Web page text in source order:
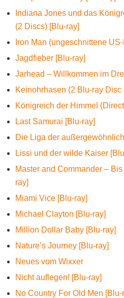
Indiana Jones und das
(2 Discs) [Blu-ray]
Iron Man (ungeschnittene
Jagdfieber [Blu-ray]
Jarhead – Willkommen im
Keinohrhasen (2 Blu-ray Disc
Königreich der Himmel
Last Samurai [Blu-ray]
Die Liga der
Lissi und der wilde Kaiser
Master and Commander –
ray]
Miami Vice [Blu-ray]
Michael Clayton [Blu-ray]
Million Dollar Baby [Blu-ray]
Nature’s Journey [Blu-ray]
Neues vom Wixxer
Nicht auflegen! [Blu-ray]
No Country For Old Men [Blu-